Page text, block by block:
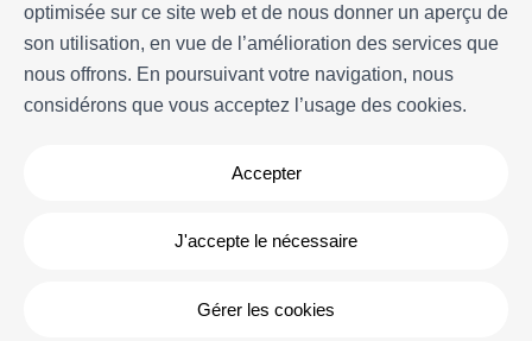
optimisée sur ce site web et de nous donner un aperçu de
son utilisation, en vue de l’amélioration des services que
nous offrons. En poursuivant votre navigation, nous
considérons que vous acceptez l’usage des cookies.
Accepter
J'accepte le nécessaire
Gérer les cookies
Propriétaires
Expériences
Questions frequentes
Termes et conditions